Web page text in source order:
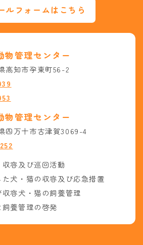
ルフォームはこちら
物管理センター
高知市孕東町56-2
物管理センター
四万十市古津賀3069-4
容及び巡回活動
犬・猫の収容及び応急措置
容犬・猫の飼養管理
養管理の啓発